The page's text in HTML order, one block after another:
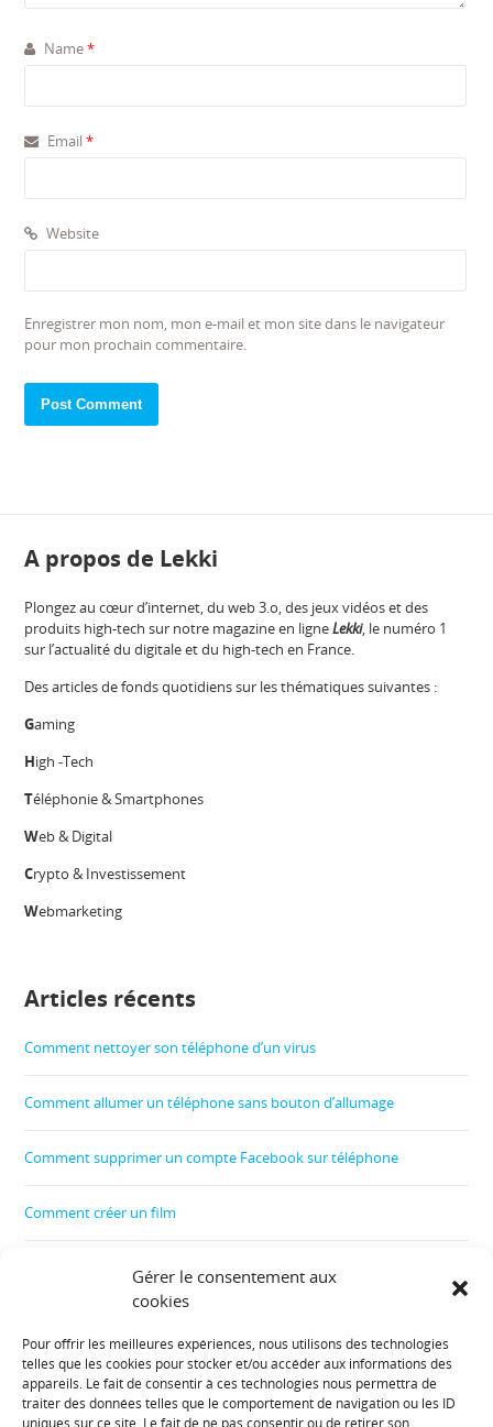
Gérer le consentement aux
cookies
Pour offrir les meilleures expériences, nous utilisons des technologies
telles que les cookies pour stocker et/ou accéder aux informations des
appareils. Le fait de consentir à ces technologies nous permettra de
traiter des données telles que le comportement de navigation ou les ID
uniques sur ce site. Le fait de ne pas consentir ou de retirer son
Name*
Email*
Website
Enregistrer mon nom, mon e-mail et mon site dans le navigateur
pour mon prochain commentaire.
A propos de Lekki
Plongez au cœur d’internet, du web 3.o, des jeux vidéos et des
produits high-tech sur notre magazine en ligneLekki, le numéro 1
sur l’actualité du digitale et du high-tech en France.
Des articles de fonds quotidiens sur les thématiques suivantes :
Gaming
High -Tech
Téléphonie & Smartphones
Web & Digital
Crypto & Investissement
Webmarketing
Articles récents
Comment nettoyer son téléphone d’un virus
Comment allumer un téléphone sans bouton d’allumage
Comment supprimer un compte Facebook sur téléphone
Comment créer un film
Comment contrôler le téléphone de son enfant
Informations diverses :